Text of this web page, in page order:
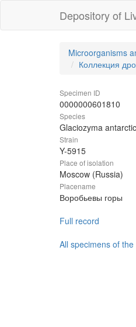
Depository of
Microorganisms
Коллекция
Specimen ID
0000000601810
Species
Glaciozyma
Strain
Y-5915
Place of isolation
Moscow (Russia)
Placename
Воробьевы горы
Full record
All specimens of